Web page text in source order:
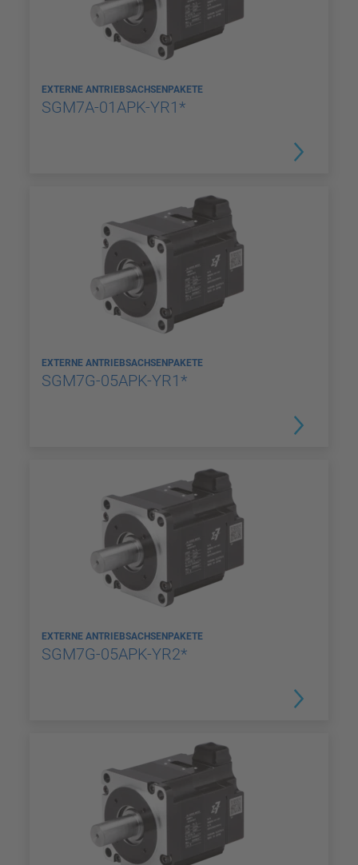
EXTERNE ANTRIEBSACHSENPAKETE
SGM7A-01APK-YR1*
EXTERNE ANTRIEBSACHSENPAKETE
SGM7G-05APK-YR1*
EXTERNE ANTRIEBSACHSENPAKETE
SGM7G-05APK-YR2*